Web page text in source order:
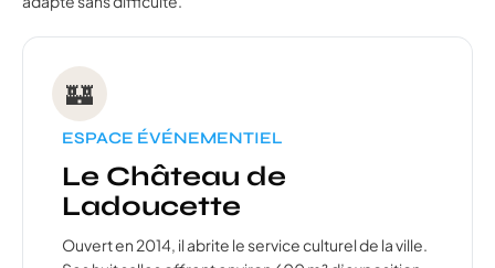
🏰
ESPACE ÉVÉNEMENTIEL
Le Château de
Ladoucette
Ouvert en 2014, il abrite le service culturel de la ville.